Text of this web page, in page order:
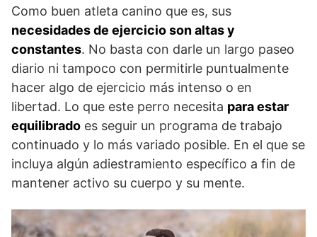
Como buen atleta canino que es, sus
necesidades de ejercicio son altas y
constantes. No basta con darle un largo paseo
diario ni tampoco con permitirle puntualmente
hacer algo de ejercicio más intenso o en
libertad. Lo que este perro necesita para estar
equilibrado es seguir un programa de trabajo
continuado y lo más variado posible. En el que se
incluya algún adiestramiento específico a fin de
mantener activo su cuerpo y su mente.